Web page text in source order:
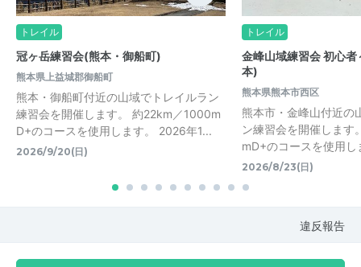
トレイル
冠ヶ岳練習会(熊本・御船町)
熊本県上益城郡御船町
熊本・御船町付近の山域でトレイルラン
練習会を開催します。 約22km／1000m
D+のコースを使用します。 2026年1...
2026/9/20(日)
トレイル
金峰山域練習会 初心
本)
熊本県熊本市西区
熊本市・金峰山付近の
ン練習会を開催しま
mD+のコースを使用
2026/8/23(日)
違反報告